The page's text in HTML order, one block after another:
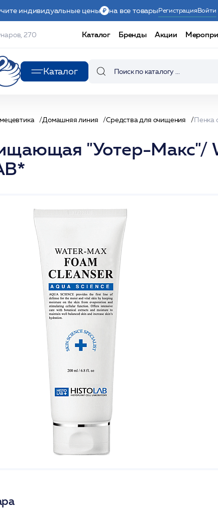
индивидуальные цены на все товарыРегистрацияВойти
270 Каталог Бренды Акции
Каталог
Домашняя линия Средства для очищения
"Уотер-Макс"/